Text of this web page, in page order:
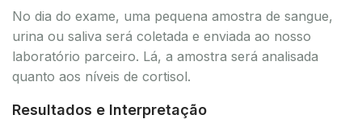
No dia do exame, uma pequena amostra de sangue,
urina ou saliva será coletada e enviada ao nosso
laboratório parceiro. Lá, a amostra será analisada
quanto aos níveis de cortisol.
Resultados e Interpretação